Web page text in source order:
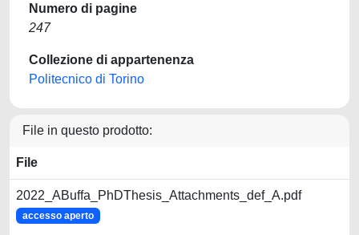
Numero di pagine
247
Collezione di appartenenza
Politecnico di Torino
File in questo prodotto:
File
2022_ABuffa_PhDThesis_Attachments_def_A.pdf
accesso aperto